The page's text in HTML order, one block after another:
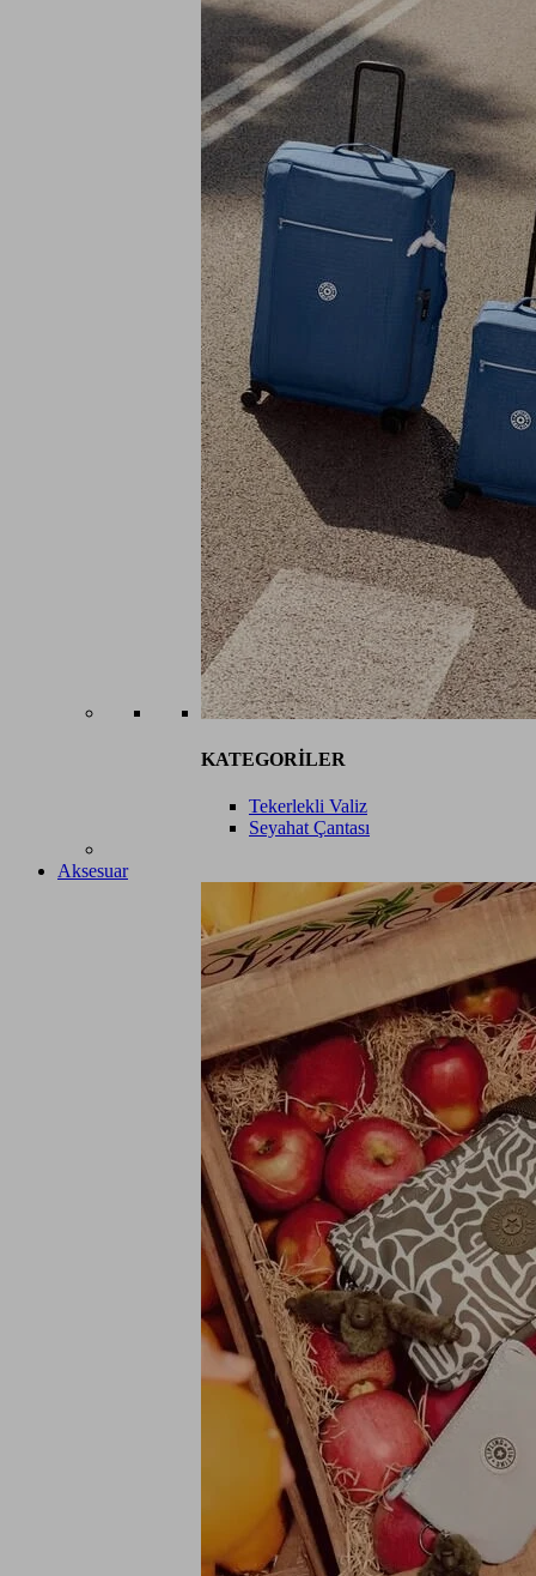
KATEGORİLER
Tekerlekli Valiz
Seyahat Çantası
Aksesuar